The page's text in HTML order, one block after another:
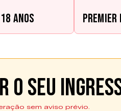
18 anos
o seu
sem aviso prévio.